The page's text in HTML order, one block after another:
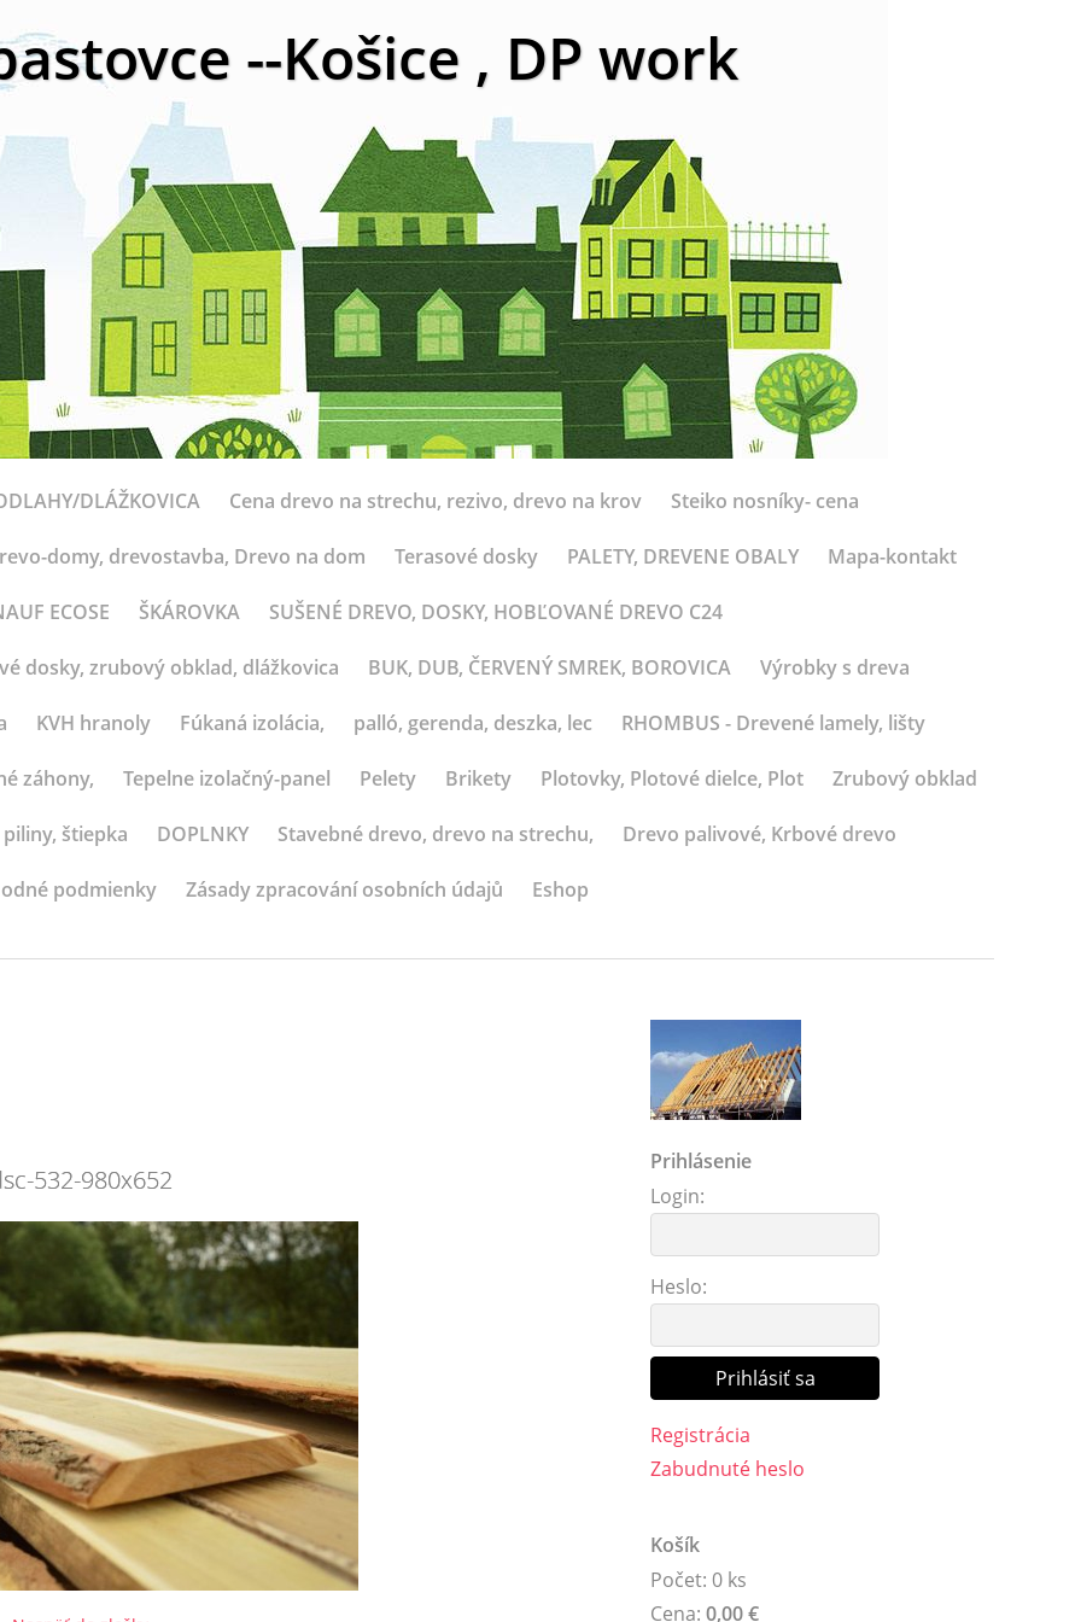
--Košice , DP work
DLÁŽKOVICA Cena drevo na strechu, rezivo, drevo na krov Steiko nosníky- cena
domy, drevostavba, Drevo na dom Terasové dosky PALETY, DREVENE OBALY Mapa-kontakt
ECOSE ŠKÁROVKA SUŠENÉ DREVO, DOSKY, HOBĽOVANÉ DREVO C24
dosky, zrubový obklad, dlážkovica BUK, DUB, ČERVENÝ SMREK, BOROVICA Výrobky s dreva
KVH hranoly Fúkaná izolácia, palló, gerenda, deszka, lec RHOMBUS - Drevené lamely, lišty
záhony, Tepelne izolačný-panel Pelety Brikety Plotovky, Plotové dielce, Plot Zrubový obklad
štiepka DOPLNKY Stavebné drevo, drevo na strechu, Drevo palivové, Krbové drevo
podmienky Zásady zpracování osobních údajů Eshop
532-980x652
Prihlásenie
Login:
Heslo:
Registrácia
Zabudnuté heslo
Košík
Počet: 0 ks
Cena: 0,00 €